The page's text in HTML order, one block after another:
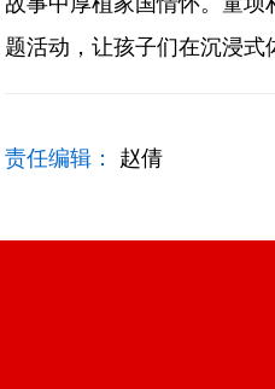
题活动，让孩子们在沉浸式
责任编辑： 赵倩